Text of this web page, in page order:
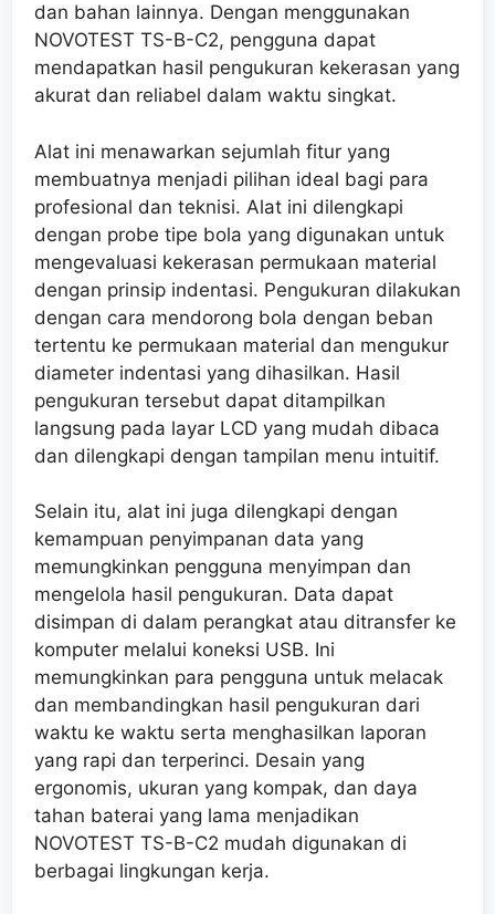
dan bahan lainnya. Dengan menggunakan
NOVOTEST TS-B-C2, pengguna dapat
mendapatkan hasil pengukuran kekerasan yang
akurat dan reliabel dalam waktu singkat.
Alat ini menawarkan sejumlah fitur yang
membuatnya menjadi pilihan ideal bagi para
profesional dan teknisi. Alat ini dilengkapi
dengan probe tipe bola yang digunakan untuk
mengevaluasi kekerasan permukaan material
dengan prinsip indentasi. Pengukuran dilakukan
dengan cara mendorong bola dengan beban
tertentu ke permukaan material dan mengukur
diameter indentasi yang dihasilkan. Hasil
pengukuran tersebut dapat ditampilkan
langsung pada layar LCD yang mudah dibaca
dan dilengkapi dengan tampilan menu intuitif.
Selain itu, alat ini juga dilengkapi dengan
kemampuan penyimpanan data yang
memungkinkan pengguna menyimpan dan
mengelola hasil pengukuran. Data dapat
disimpan di dalam perangkat atau ditransfer ke
komputer melalui koneksi USB. Ini
memungkinkan para pengguna untuk melacak
dan membandingkan hasil pengukuran dari
waktu ke waktu serta menghasilkan laporan
yang rapi dan terperinci. Desain yang
ergonomis, ukuran yang kompak, dan daya
tahan baterai yang lama menjadikan
NOVOTEST TS-B-C2 mudah digunakan di
berbagai lingkungan kerja.